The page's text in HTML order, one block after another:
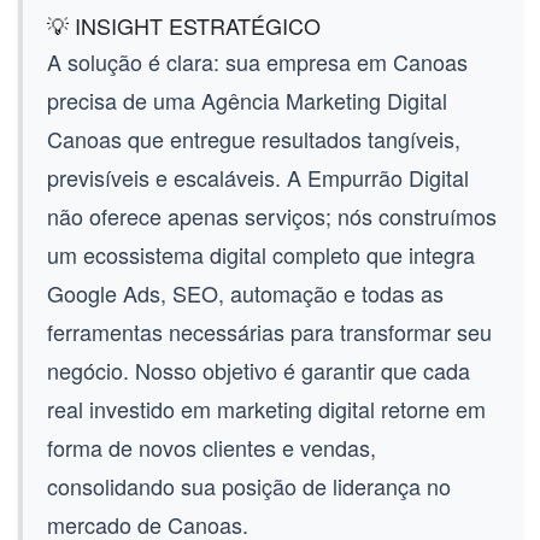
💡 INSIGHT ESTRATÉGICO
A solução é clara: sua empresa em Canoas
precisa de umaAgência Marketing Digital
Canoasque entregue resultados tangíveis,
previsíveis e escaláveis. A Empurrão Digital
não oferece apenas serviços; nós construímos
um ecossistema digital completo que integra
Google Ads, SEO, automação e todas as
ferramentas necessárias para transformar seu
negócio. Nosso objetivo é garantir que cada
real investido em marketing digital retorne em
forma de novos clientes e vendas,
consolidando sua posição de liderança no
mercado de Canoas.